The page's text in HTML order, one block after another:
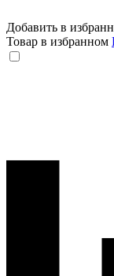
Добавить в
Товар в избранном